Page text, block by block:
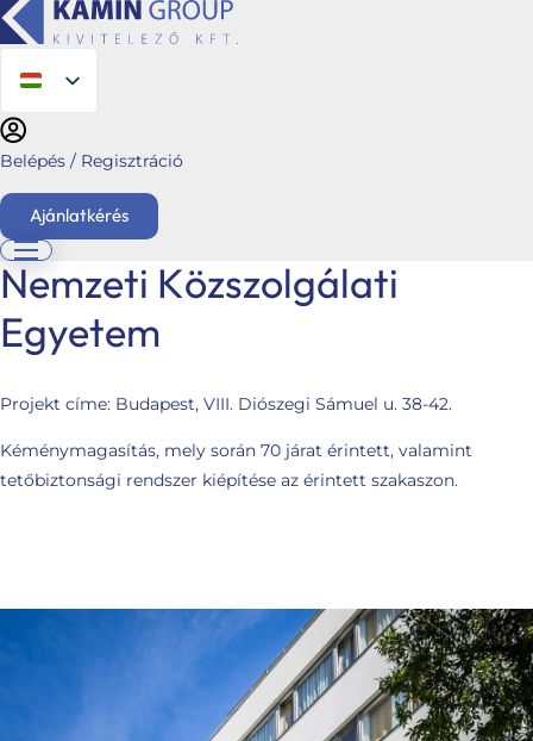
Belépés / Regisztráció
Ajánlatkérés
English
Főoldal
Ajánlatkérés
Üzletágaink
Kéménymagasítás
Tetőbiztonsági rendszerek
Komforttechnika
Társasházi kéményfelújítás
Nemzeti Közszolgálati
Egyetem
Projekt címe: Budapest, VIII. Diószegi Sámuel u. 38-42.
Kéménymagasítás, mely során 70 járat érintett, valamint
tetőbiztonsági rendszer kiépítése az érintett szakaszon.